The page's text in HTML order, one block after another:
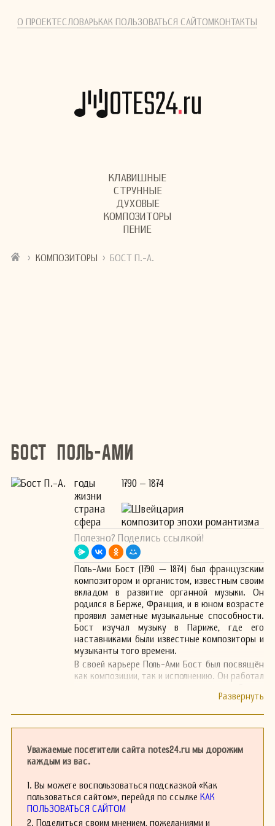
О ПРОЕКТЕСЛОВАРЬКАК ПОЛЬЗОВАТЬСЯ САЙТОМКОНТАКТЫ
КЛАВИШНЫЕ
СТРУННЫЕ
ДУХОВЫЕ
КОМПОЗИТОРЫ
ПЕНИЕ
› КОМПОЗИТОРЫ › БОСТ П.-А.
Бост Поль-Ами
годы
жизни
1790 – 1874
страна
Швейцария
сфера
композитор эпохи романтизма
Полезно? Поделись ссылкой!
Поль-Ами Бост (1790 — 1874) был французским
композитором и органистом, известным своим
вкладом в развитие органной музыки. Он
родился в Берже, Франция, и в юном возрасте
проявил заметные музыкальные способности.
Бост изучал музыку в Париже, где его
наставниками были известные композиторы и
музыканты того времени.
В своей карьере Поль-Ами Бост был посвящён
как композиции, так и исполнению. Он работал
что способствовало его глубокой связи с
мастерством. Его музыка зачастую
выполнялась во время богослужений и на
оригинальные аранжировки и импровизации.
Бост также работал над созданием учебных
программ для будущих музыкантов и
Уважаемые посетители сайта notes24.ru мы дорожим
каждым из вас.
1. Вы можете воспользоваться подсказкой «Как
пользоваться сайтом», перейдя по ссылке КАК
ПОЛЬЗОВАТЬСЯ САЙТОМ
2. Поделиться своим мнением, пожеланиями и